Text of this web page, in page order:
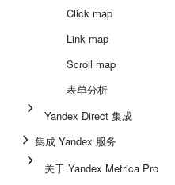
Click map
Link map
Scroll map
表单分析
Yandex Direct 集成
集成 Yandex 服务
关于 Yandex Metrica Pro